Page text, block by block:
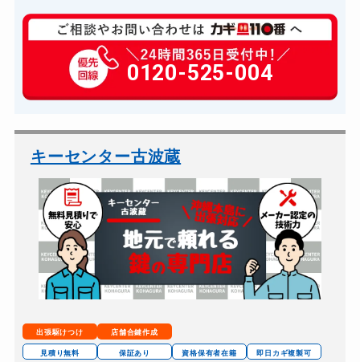
玄関カギ修理 6,600円～(税込)
玄関カギ交換 14,300円～(税込)
車カギ開け 13,200円～(税込)
バイクカギ作成
スーツケースカギ開け 8,800円～(税込)
金庫カギ開け 14,300円～(税込)
金庫カギ交換 11,000円～(税込)
ロッカーカギ開け 8,800円～(税込)
ドアノブカギ開け 10,780円～(税込)
ドアノブカギ作成
ドアノブカギ交換 11,000円～(税込)
0120-525-004
キーセンター古波蔵
出張駆けつけ 店舗合鍵作成
見積り無料 保証あり 資格保有者在籍 即日カギ複製可